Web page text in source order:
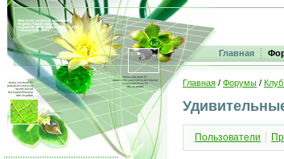
Главная
Главная / Форумы /
Пользователи